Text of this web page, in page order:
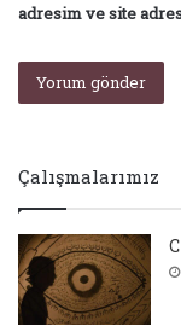
adresim ve site
Çalışmalarımız